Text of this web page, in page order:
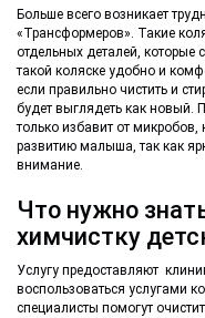
Больше всего возникает
«Трансформеров». Такие
отдельных деталей, которые
такой коляске удобно и
если правильно чистить и
будет выглядеть как новый.
только избавит от микробов,
развитию малыша, так как
внимание.
Что нужно
химчистку
Услугу предоставляют
воспользоваться услугами
специалисты помогут